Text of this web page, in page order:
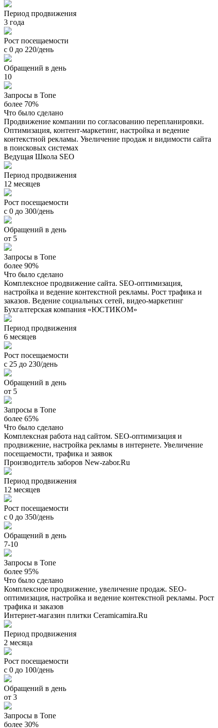
Период продвижения
3 года
Рост посещаемости
с 0 до 220/день
Обращений в день
10
Запросы в Топе
более 70%
Что было сделано
Продвижение компании по согласованию перепланировки.
Оптимизация, контент-маркетинг, настройка и ведение
контекстной рекламы. Увеличение продаж и видимости сайта
в поисковых системах
Ведущая Школа SEO
Период продвижения
12 месяцев
Рост посещаемости
с 0 до 300/день
Обращений в день
от 5
Запросы в Топе
более 90%
Что было сделано
Комплексное продвижение сайта. SEO-оптимизация,
настройка и ведение контекстной рекламы. Рост трафика и
заказов. Ведение социальных сетей, видео-маркетинг
Бухгалтерская компания «ЮСТИКОМ»
Период продвижения
6 месяцев
Рост посещаемости
с 25 до 230/день
Обращений в день
от 5
Запросы в Топе
более 65%
Что было сделано
Комплексная работа над сайтом. SEO-оптимизация и
продвижение, настройка рекламы в интернете. Увеличение
посещаемости, трафика и заявок
Производитель заборов New-zabor.Ru
Период продвижения
12 месяцев
Рост посещаемости
с 0 до 350/день
Обращений в день
7-10
Запросы в Топе
более 95%
Что было сделано
Комплексное продвижение, увеличение продаж. SEO-
оптимизация, настройка и ведение контекстной рекламы. Рост
трафика и заказов
Интернет-магазин плитки Ceramicamira.Ru
Период продвижения
2 месяца
Рост посещаемости
с 0 до 100/день
Обращений в день
от 3
Запросы в Топе
более 30%